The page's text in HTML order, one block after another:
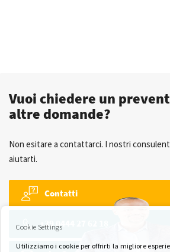
Vuoi chiedere un
altre domande?
Non esitare a contattarci. I nostri
aiutarti.
Contatti
+39 0444 27 62 18
Cookie Settings
Utilizziamo i cookie per offrirti la migliore